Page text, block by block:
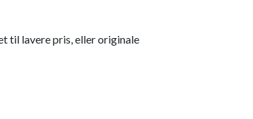
til lavere pris, eller originale